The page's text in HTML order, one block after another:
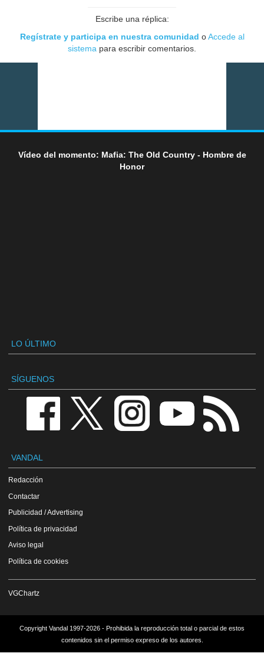
Escribe una réplica:
Regístrate y participa en nuestra comunidad oAccede al
sistema para escribir comentarios.
Vídeo del momento: Mafia: The Old Country - Hombre de
Honor
LO ÚLTIMO
SÍGUENOS
VANDAL
Redacción
Contactar
Publicidad / Advertising
Política de privacidad
Aviso legal
Política de cookies
VGChartz
Copyright Vandal 1997-2026 - Prohibida la reproducción total o parcial de estos
contenidos sin el permiso expreso de los autores.